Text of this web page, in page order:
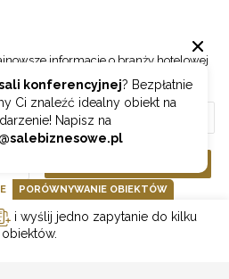
konferencyjnej? Bezpłatnie
Ci znaleźć idealny obiekt na
Napisz na
informacje o branży hotelowej
ODPOWIEDZIALNOŚCIĄ SP.K.
PORÓWNYWANIE OBIEKTÓW
i wyślij jedno zapytanie do kilku
obiektów.